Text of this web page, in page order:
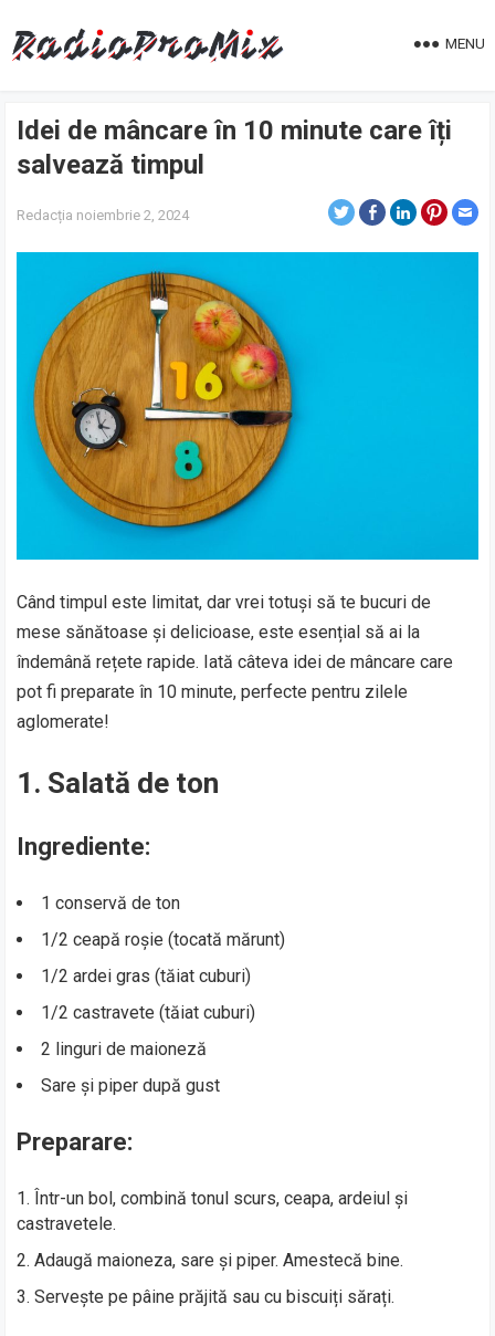
MENU
Idei de mâncare în 10 minute care îți
salvează timpul
Redacția noiembrie 2, 2024
Când timpul este limitat, dar vrei totuși să te bucuri de
mese sănătoase și delicioase, este esențial să ai la
îndemână rețete rapide. Iată câteva idei de mâncare care
pot fi preparate în 10 minute, perfecte pentru zilele
aglomerate!
1. Salată de ton
Ingrediente:
1 conservă de ton
1/2 ceapă roșie (tocată mărunt)
1/2 ardei gras (tăiat cuburi)
1/2 castravete (tăiat cuburi)
2 linguri de maioneză
Sare și piper după gust
Preparare:
Într-un bol, combină tonul scurs, ceapa, ardeiul și
castravetele.
Adaugă maioneza, sare și piper. Amestecă bine.
Servește pe pâine prăjită sau cu biscuiți sărați.